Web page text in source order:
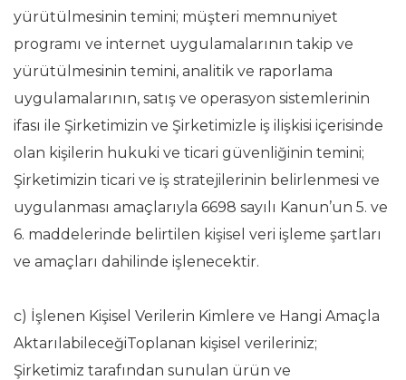
yürütülmesinin temini; müşteri memnuniyet
programı ve internet uygulamalarının takip ve
yürütülmesinin temini, analitik ve raporlama
uygulamalarının, satış ve operasyon sistemlerinin
ifası ile Şirketimizin ve Şirketimizle iş ilişkisi içerisinde
olan kişilerin hukuki ve ticari güvenliğinin temini;
Şirketimizin ticari ve iş stratejilerinin belirlenmesi ve
uygulanması amaçlarıyla 6698 sayılı Kanun’un 5. ve
6. maddelerinde belirtilen kişisel veri işleme şartları
ve amaçları dahilinde işlenecektir.
c) İşlenen Kişisel Verilerin Kimlere ve Hangi Amaçla
AktarılabileceğiToplanan kişisel verileriniz;
Şirketimiz tarafından sunulan ürün ve